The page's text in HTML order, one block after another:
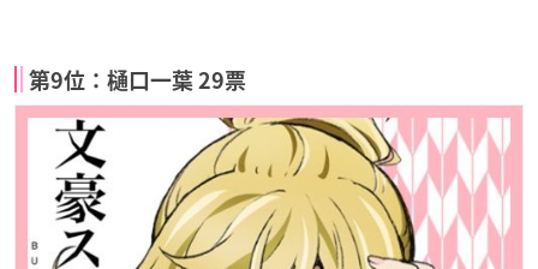
第9位：樋口一葉 29票